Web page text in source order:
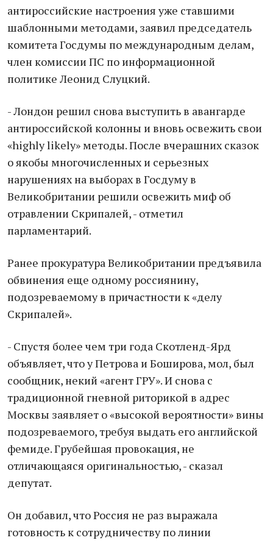
антироссийские настроения уже ставшими
шаблонными методами, заявил председатель
комитета Госдумы по международным делам,
член комиссии ПС по информационной
политике Леонид Слуцкий.
- Лондон решил снова выступить в авангарде
антироссийской колонны и вновь освежить свои
«highly likely» методы. После вчерашних сказок
о якобы многочисленных и серьезных
нарушениях на выборах в Госдуму в
Великобритании решили освежить миф об
отравлении Скрипалей, - отметил
парламентарий.
Ранее прокуратура Великобритании предъявила
обвинения еще одному россиянину,
подозреваемому в причастности к «делу
Скрипалей».
- Спустя более чем три года Скотленд-Ярд
объявляет, что у Петрова и Боширова, мол, был
сообщник, некий «агент ГРУ». И снова с
традиционной гневной риторикой в адрес
Москвы заявляет о «высокой вероятности» вины
подозреваемого, требуя выдать его английской
фемиде. Грубейшая провокация, не
отличающаяся оригинальностью, - сказал
депутат.
Он добавил, что Россия не раз выражала
готовность к сотрудничеству по линии